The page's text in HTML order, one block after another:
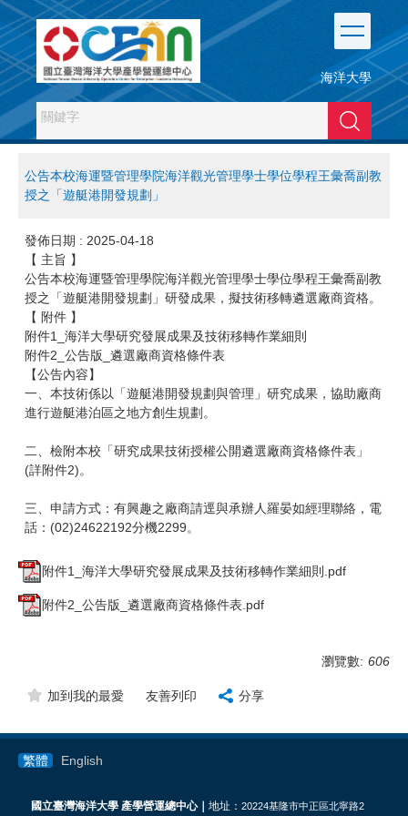
跳
到
主
要
內
容
區
海洋大學
搜尋
公告本校海運暨管理學院海洋觀光管理學士學位學程王彙喬副教
授之「遊艇港開發規劃」
發佈日期 : 2025-04-18
【 主旨 】
​公告本校海運暨管理學院海洋觀光管理學士學位學程王彙喬副教
授之「遊艇港開發規劃」研發成果，擬技術移轉遴選廠商資格。
【 附件 】
附件1_海洋大學研究發展成果及技術移轉作業細則
附件2_公告版_遴選廠商資格條件表
【公告內容】
一、本技術係以「遊艇港開發規劃與管理」研究成果，協助廠商
進行遊艇港泊區之地方創生規劃。
二、檢附本校「研究成果技術授權公開遴選廠商資格條件表」
(詳附件2)。
三、申請方式：有興趣之廠商請逕與承辦人羅晏如經理聯絡，電
話：(02)24622192分機2299。
附件1_海洋大學研究發展成果及技術移轉作業細則.pdf
附件2_公告版_遴選廠商資格條件表.pdf
瀏覽數: 606
加到我的最愛 友善列印 分享
繁體 English
國立臺灣海洋大學 產學營運總中心｜ 地址： 20224基隆市中正區北寧路2